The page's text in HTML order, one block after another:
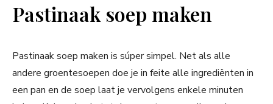
Pastinaak soep maken
Pastinaak soep maken is súper simpel. Net als alle
andere groentesoepen doe je in feite alle ingrediënten in
een pan en de soep laat je vervolgens enkele minuten